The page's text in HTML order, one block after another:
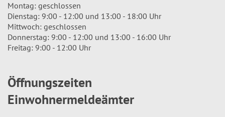
Montag: geschlossen
Dienstag: 9:00 - 12:00 und 13:00 - 18:00 Uhr
Mittwoch: geschlossen
Donnerstag: 9:00 - 12:00 und 13:00 - 16:00 Uhr
Freitag: 9:00 - 12:00 Uhr
Öffnungszeiten
Einwohnermeldeämter